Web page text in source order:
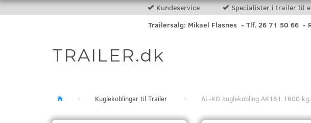
Kundeservice Specialister i trailer til
Trailersalg: Mikael Flasnes - Tlf. 26 71 50 66 -
TRAILER.dk
Kuglekoblinger til Trailer AL-KO kuglekobling AK161 1600